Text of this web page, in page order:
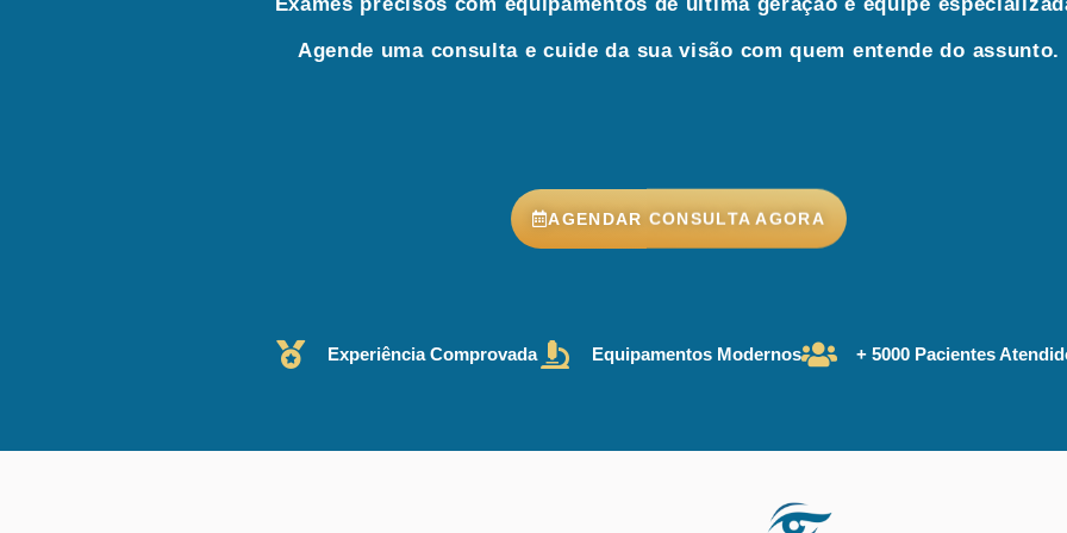
Agende uma consulta e cuide da sua visão com quem entende do assunto.
AGENDAR CONSULTA AGORA
Experiência Comprovada Equipamentos Modernos + 5000 Pacientes